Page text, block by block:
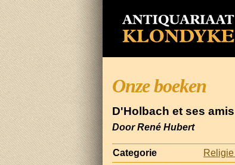
Onze boeken
D'Holbach et ses amis
Door René Hubert
Categorie